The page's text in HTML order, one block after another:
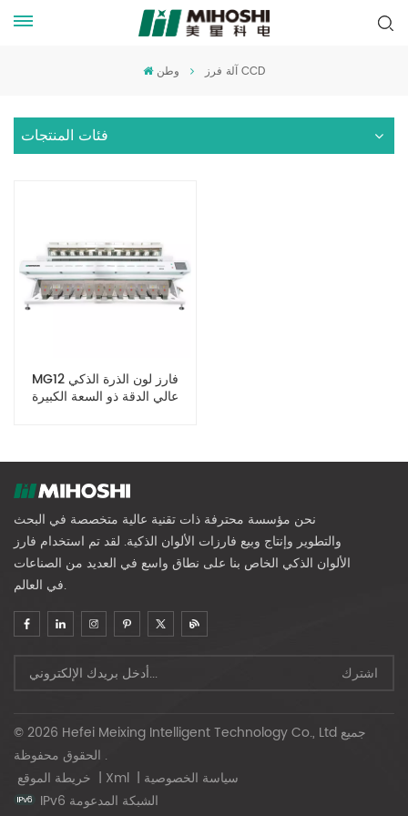
وطن آلة فرز CCD
فئات المنتجات
MG12 فارز لون الذرة الذكي
عالي الدقة ذو السعة الكبيرة
نحن مؤسسة محترفة ذات تقنية عالية متخصصة في البحث
والتطوير وإنتاج وبيع فارزات الألوان الذكية. لقد تم استخدام فارز
الألوان الذكي الخاص بنا على نطاق واسع في العديد من الصناعات
في العالم.
© 2026 Hefei Meixing Intelligent Technology Co., Ltd جميع
الحقوق محفوظة .
| Xml | سياسة الخصوصية
IPv6 الشبكة المدعومة